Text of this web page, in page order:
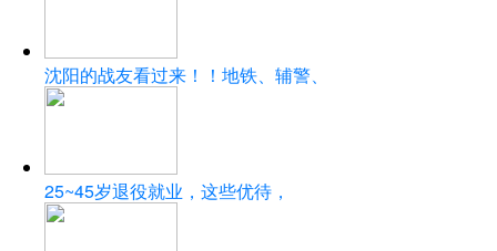
沈阳的战友看过来！！地铁、辅警、
25~45岁退役就业，这些优待，